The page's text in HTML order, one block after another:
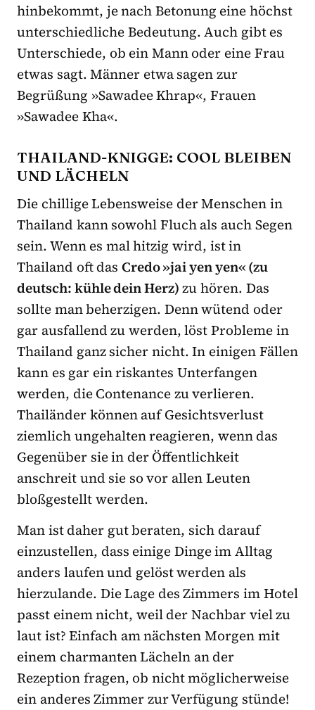
hinbekommt, je nach Betonung eine höchst
unterschiedliche Bedeutung. Auch gibt es
Unterschiede, ob ein Mann oder eine Frau
etwas sagt. Männer etwa sagen zur
Begrüßung »Sawadee Khrap«, Frauen
»Sawadee Kha«.
THAILAND-KNIGGE: COOL BLEIBEN
UND LÄCHELN
Die chillige Lebensweise der Menschen in
Thailand kann sowohl Fluch als auch Segen
sein. Wenn es mal hitzig wird, ist in
Thailand oft das Credo »jai yen yen« (zu
deutsch: kühle dein Herz)zu hören. Das
sollte man beherzigen. Denn wütend oder
gar ausfallend zu werden, löst Probleme in
Thailand ganz sicher nicht. In einigen Fällen
kann es gar ein riskantes Unterfangen
werden, die Contenance zu verlieren.
Thailänder können auf Gesichtsverlust
ziemlich ungehalten reagieren, wenn das
Gegenüber sie in der Öffentlichkeit
anschreit und sie so vor allen Leuten
bloßgestellt werden.
Man ist daher gut beraten, sich darauf
einzustellen, dass einige Dinge im Alltag
anders laufen und gelöst werden als
hierzulande. Die Lage des Zimmers im Hotel
passt einem nicht, weil der Nachbar viel zu
laut ist? Einfach am nächsten Morgen mit
einem charmanten Lächeln an der
Rezeption fragen, ob nicht möglicherweise
ein anderes Zimmer zur Verfügung stünde!